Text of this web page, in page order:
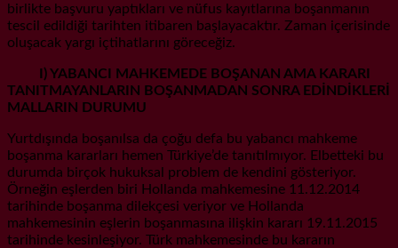
birlikte başvuru yaptıkları ve nüfus kayıtlarına boşanmanın
tescil edildiği tarihten itibaren başlayacaktır. Zaman içerisinde
oluşacak yargı içtihatlarını göreceğiz.
I) YABANCI MAHKEMEDE BOŞANAN AMA KARARI
TANITMAYANLARIN BOŞANMADAN SONRA EDİNDİKLERİ
MALLARIN DURUMU
Yurtdışında boşanılsa da çoğu defa bu yabancı mahkeme
boşanma kararları hemen Türkiye’de tanıtılmıyor. Elbetteki bu
durumda birçok hukuksal problem de kendini gösteriyor.
Örneğin eşlerden biri Hollanda mahkemesine 11.12.2014
tarihinde boşanma dilekçesi veriyor ve Hollanda
mahkemesinin eşlerin boşanmasına ilişkin kararı 19.11.2015
tarihinde kesinleşiyor. Türk mahkemesinde bu kararın